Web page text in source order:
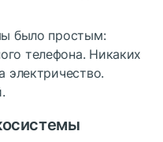
было простым:
телефона. Никаких
электричество.